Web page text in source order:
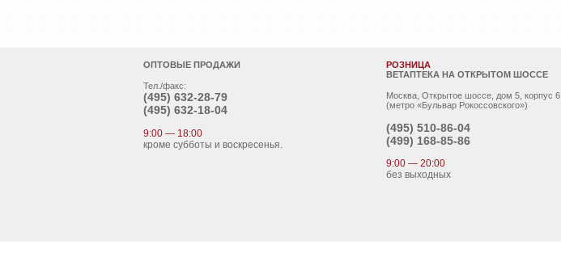
ОПТОВЫЕ ПРОДАЖИ
Тел./факс:
(495) 632-28-79
(495) 632-18-04
9:00 — 18:00
кроме субботы и воскресенья.
РОЗНИЦА
ВЕТАПТЕКА НА ОТКРЫТОМ ШОССЕ
Москва, Открытое шоссе, дом 5, корпус 6
(метро «Бульвар Рокоссовского»)
(495) 510-86-04
(499) 168-85-86
9:00 — 20:00
без выходных